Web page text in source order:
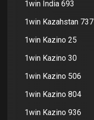
1win India 693
1win Kazahstan 737
1win Kazino 25
1win Kazino 30
1win Kazino 506
1win Kazino 804
1win Kazino 936